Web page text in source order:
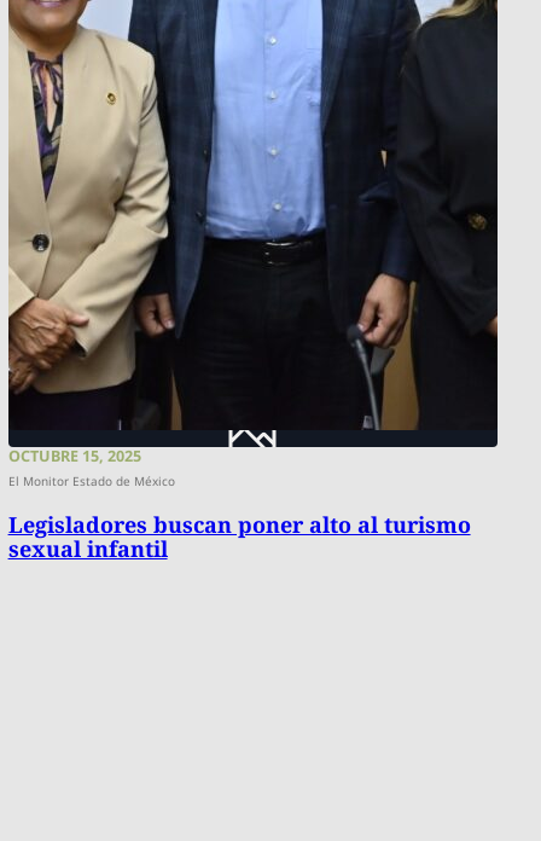
OCTUBRE 15, 2025
El Monitor Estado de México
Legisladores buscan poner alto al turismo
sexual infantil